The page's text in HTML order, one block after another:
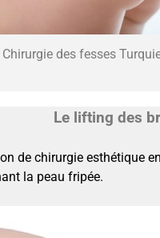
Chirurgie des fesses
Le lifting des
de chirurgie esthétique
la peau fripée.